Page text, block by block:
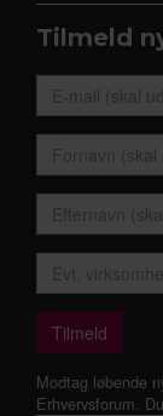
Tilmeld
Modtag løbende
Erhvervsforum.